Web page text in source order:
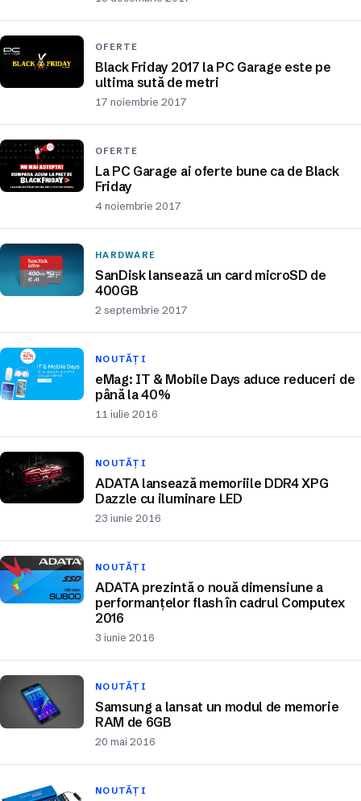
OFERTE
Black Friday 2017 la PC Garage este pe
ultima sută de metri
17 noiembrie 2017
OFERTE
La PC Garage ai oferte bune ca de Black
Friday
4 noiembrie 2017
HARDWARE
SanDisk lansează un card microSD de
400GB
2 septembrie 2017
NOUTĂȚI
eMag: IT & Mobile Days aduce reduceri de
până la 40%
11 iulie 2016
NOUTĂȚI
ADATA lansează memoriile DDR4 XPG
Dazzle cu iluminare LED
23 iunie 2016
NOUTĂȚI
ADATA prezintă o nouă dimensiune a
performanțelor flash în cadrul Computex
2016
3 iunie 2016
NOUTĂȚI
Samsung a lansat un modul de memorie
RAM de 6GB
20 mai 2016
NOUTĂȚI